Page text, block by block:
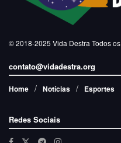
© 2018-2025 Vida Destra Todos
contato@vidadestra.org
Home Notícias Esportes
Redes Sociais